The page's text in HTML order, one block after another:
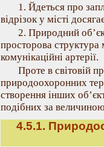
1. Йдеться про
відрізок у місті
2. Природний
просторова структура
комунікаційні артерії.
Проте в світовій
природоохоронних
створення інших
подібних за
4.5.1.